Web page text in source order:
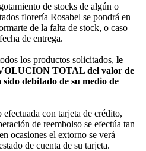
de stocks de algún o
florería Rosabel se pondrá en
de la falta de stock, o caso
de entrega.
los productos solicitados, le
TOTAL del valor de
debitado de su medio de
con tarjeta de crédito,
de reembolso se efectúa tan
ocasiones el extorno se verá
de cuenta de su tarjeta.